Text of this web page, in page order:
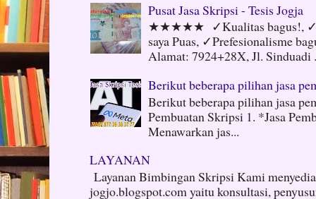
Pusat Jasa Skripsi - Tesis Jogja
★★★★★ ✓Kualitas bagus!,
saya Puas, ✓Prefesionalisme
Alamat: 7924+28X, Jl. Sinduadi
Berikut beberapa pilihan jasa
Berikut beberapa pilihan jasa
Pembuatan Skripsi 1. *Jasa
Menawarkan jas...
LAYANAN
Layanan Bimbingan Skripsi Kami
jogjo.blogspot.com yaitu konsultasi,